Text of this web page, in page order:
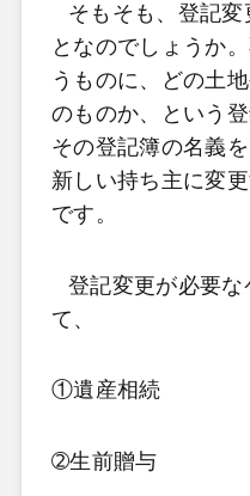
そもそも、登記
となのでしょうか
うものに、どの土
のものか、という
その登記簿の名義
新しい持ち主に変
です。
登記変更が必要
て、
①遺産相続
➁生前贈与